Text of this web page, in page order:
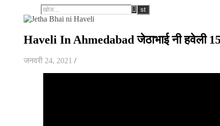
Haveli In Ahmedabad जेठाभाई नी हवेली
जनवरी 24, 2021 /